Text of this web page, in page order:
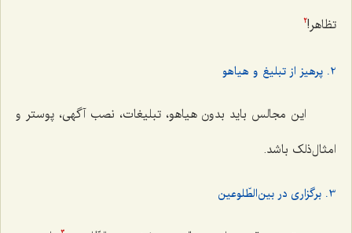
تظاهر!2
2. پرهیز از تبلیغ و هیاهو
این مجالس باید بدون هیاهو، تبلیغات، نصب آگهی، پوستر و
امثال‌ذلک باشد.
3. برگزاری در بین‌الطّلوعین